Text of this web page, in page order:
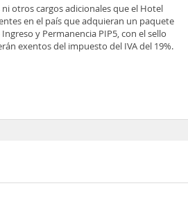
otros cargos adicionales que el Hotel
en el país que adquieran un paquete
y Permanencia PIP5, con el sello
exentos del impuesto del IVA del 19%.